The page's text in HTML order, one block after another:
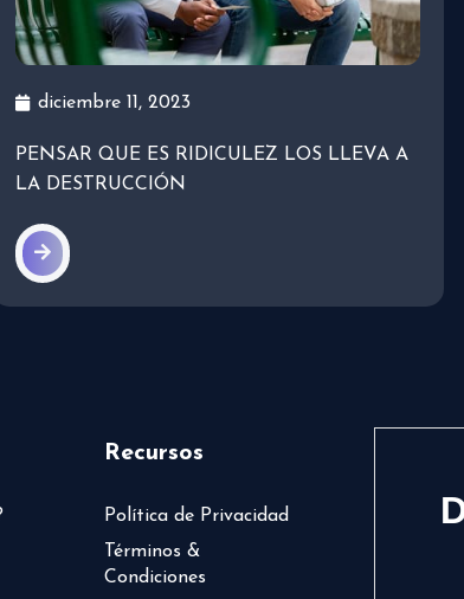
diciembre 11, 2023
PENSAR QUE ES RIDICULEZ LOS LLEVA A
LA DESTRUCCIÓN
Recursos
Política de Privacidad
Términos &
Condiciones